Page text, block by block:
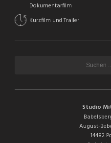
Dokumentarfilm
Kurzfilm und Trailer
Studio
August-
14482